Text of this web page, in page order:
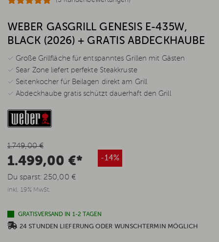
WEBER GASGRILL GENESIS E-435W,
BLACK (2026) + GRATIS ABDECKHAUBE
✓ Große Grillfläche für entspanntes Grillen mit Gästen
✓ Sear Zone liefert perfekte Steakkruste
✓ Seitenkocher für Beilagen direkt am Grill
✓ Abdeckhaube gratis schützt dauerhaft den Grill
1.749,00 €
1.499,00 €* -14%
Du sparst: 250,00 €
inkl. 19% MwSt.
GRATISVERSAND IN 1-2 TAGEN
24 STUNDEN LIEFERUNG ODER WUNSCHTERMIN MÖGLICH